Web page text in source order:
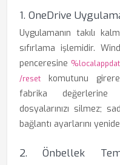
1. OneDrive
Uygulamanın takılı
sıfırlama işlemidir.
penceresine
/reset komutunu
fabrika değerlerine
dosyalarınızı silmez;
bağlantı ayarlarını
2. Önbellek